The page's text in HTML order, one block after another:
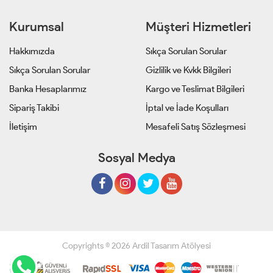
Kurumsal
Hakkımızda
Sıkça Sorulan Sorular
Banka Hesaplarımız
Sipariş Takibi
İletişim
Müşteri Hizmetleri
Sıkça Sorulan Sorular
Gizlilik ve Kvkk Bilgileri
Kargo ve Teslimat Bilgileri
İptal ve İade Koşulları
Mesafeli Satış Sözleşmesi
Sosyal Medya
Copyrights © 2026 Ardil Tasarım Atölyesi